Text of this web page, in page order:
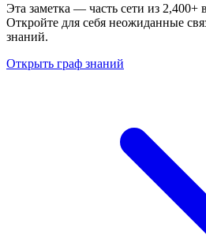
Эта заметка — часть сети из 2,400+
Откройте для себя неожиданные
знаний.
Открыть граф знаний